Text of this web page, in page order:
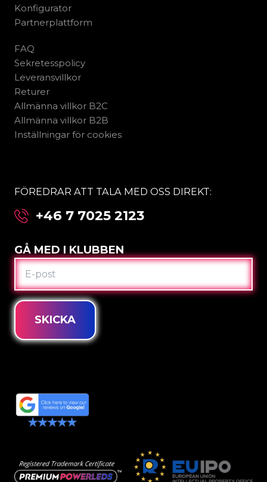
Konfigurator
Partnerplattform
FAQ
Sekretesspolicy
Leveransvillkor
Returer
Allmänna villkor B2C
Allmänna villkor B2B
Inställningar för cookies
FÖREDRAR ATT TALA MED OSS DIREKT:
+46 7 7025 2123
GÅ MED I KLUBBEN
E-
POST
SKICKA